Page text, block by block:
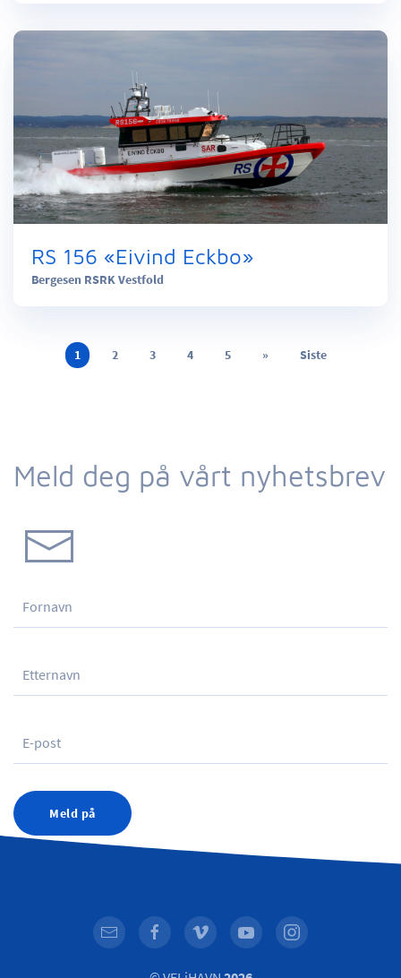
RS 156 «Eivind Eckbo»
Bergesen RSRK Vestfold
1 2 3 4 5 » Siste
Meld deg på vårt nyhetsbrev
Meld på